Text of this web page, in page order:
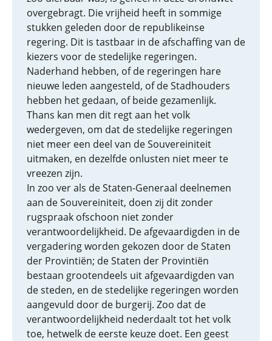
overgebragt. Die vrijheid heeft in sommige
stukken geleden door de republikeinse
regering. Dit is tastbaar in de afschaffing van de
kiezers voor de stedelijke regeringen.
Naderhand hebben, of de regeringen hare
nieuwe leden aangesteld, of de Stadhouders
hebben het gedaan, of beide gezamenlijk.
Thans kan men dit regt aan het volk
wedergeven, om dat de stedelijke regeringen
niet meer een deel van de Souvereiniteit
uitmaken, en dezelfde onlusten niet meer te
vreezen zijn.
In zoo ver als de Staten-Generaal deelnemen
aan de Souvereiniteit, doen zij dit zonder
rugspraak ofschoon niet zonder
verantwoordelijkheid. De afgevaardigden in de
vergadering worden gekozen door de Staten
der Provintiën; de Staten der Provintiën
bestaan grootendeels uit afgevaardigden van
de steden, en de stedelijke regeringen worden
aangevuld door de burgerij. Zoo dat de
verantwoordelijkheid nederdaalt tot het volk
toe, hetwelk de eerste keuze doet. Een geest